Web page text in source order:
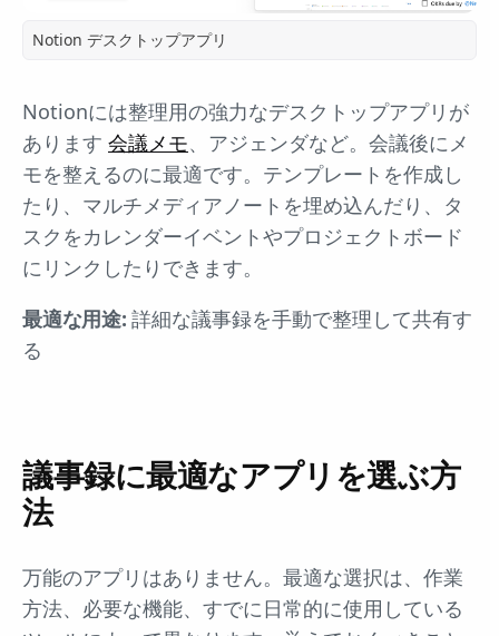
Notion デスクトップアプリ
Notionには整理用の強力なデスクトップアプリが
あります 会議メモ、アジェンダなど。会議後にメ
モを整えるのに最適です。テンプレートを作成し
たり、マルチメディアノートを埋め込んだり、タ
スクをカレンダーイベントやプロジェクトボード
にリンクしたりできます。
最適な用途:詳細な議事録を手動で整理して共有す
る
議事録に最適なアプリを選ぶ方
法
万能のアプリはありません。最適な選択は、作業
方法、必要な機能、すでに日常的に使用している